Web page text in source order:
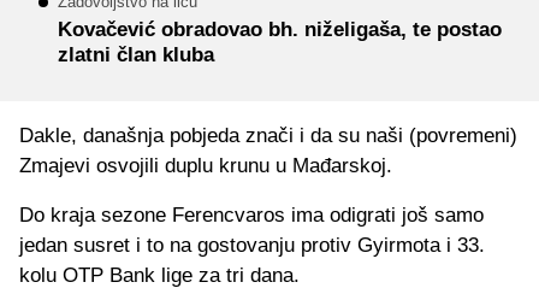
Kovačević obradovao bh. niželigaša, te postao
zlatni član kluba
Dakle, današnja pobjeda znači i da su naši (povremeni)
Zmajevi osvojili duplu krunu u Mađarskoj.
Do kraja sezone Ferencvaros ima odigrati još samo
jedan susret i to na gostovanju protiv Gyirmota i 33.
kolu OTP Bank lige za tri dana.